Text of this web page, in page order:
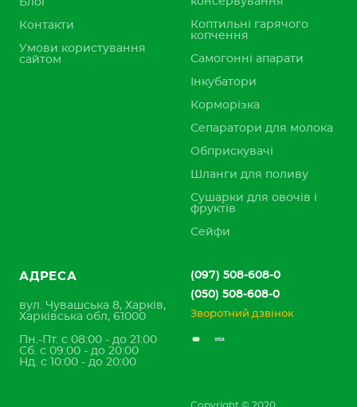
Блог
Контакти
Умови користування
сайтом
Коптильні гарячого
копчення
Самогонні апарати
Інкубатори
Корморізка
Сепаратори для молока
Обприскувачі
Шланги для поливу
Сушарки для овочів і
фруктів
Сейфи
АДРЕСА
вул. Чувашська 8, Харків,
Харківська обл, 61000
Пн.-Пт. с 08:00 - до 21:00
Сб. с 09:00 - до 20:00
Нд. с 10:00 - до 20:00
(097) 508-608-0
(050) 508-608-0
Зворотний дзвінок